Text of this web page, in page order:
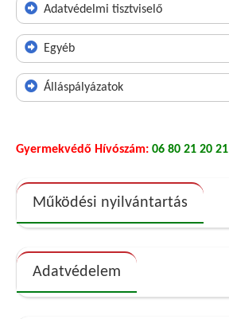
Adatvédelmi tisztviselő
Egyéb
Álláspályázatok
Gyermekvédő Hívószám: 06 80 21 20 21
Működési nyilvántartás
Adatvédelem